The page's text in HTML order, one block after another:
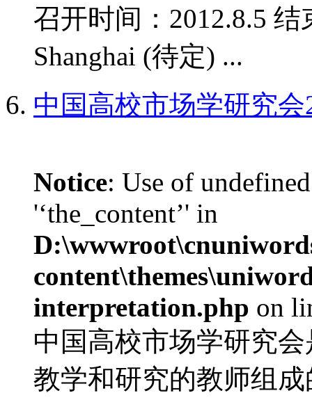
召开时间：2012.8.5
Shanghai (待定) ...
中国高校市场学研究会
Notice: Use of
'‘the_content’' in
interpretation.php on
中国高校市场学研究
教学和研究的教师组